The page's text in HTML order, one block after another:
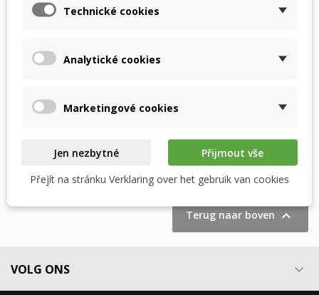
Westaflex WAC350 –
enthalpiewisselaar
BINNEN 2 WEKEN NA
BESTELLING
Item 1-1 van 1 in totaal item(s)
Terug naar boven 
VOLG ONS 
Technické cookies
Analytické cookies
Marketingové cookies
Jen nezbytné
Přijmout vše
Přejít na stránku Verklaring over het gebruik van cookies